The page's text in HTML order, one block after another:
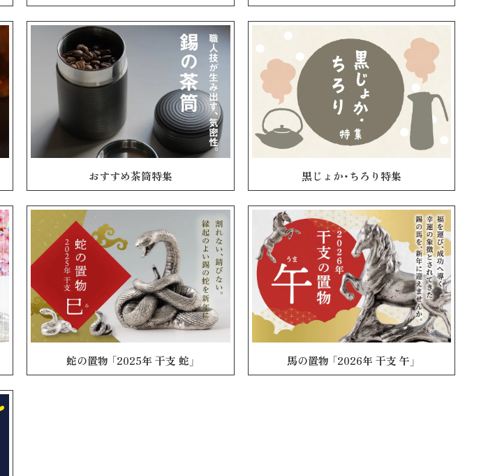
おすすめ茶筒特集 黒じょか・ちろり特集
蛇の置物 「2025年 干支 蛇」 馬の置物 「2026年 干支 午」